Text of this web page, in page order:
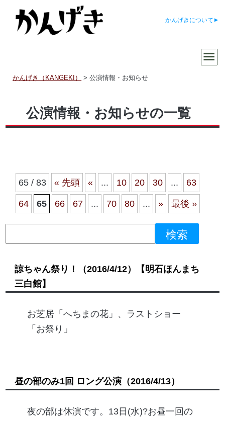
かんげきについて
かんげき（KANGEKI） >公演情報・お知らせ
公演情報・お知らせの一覧
65 / 83 « 先頭 « ... 10 20 30 ... 63
64 65 66 67 ... 70 80 ... » 最後 »
諒ちゃん祭り！ （2016/4/12）
【明石ほんまち
三白館】
お芝居「へちまの花」、ラストショー
「お祭り」
昼の部のみ1回 ロング公演（2016/4/13）
夜の部は休演です。13日(水)?お昼一回の